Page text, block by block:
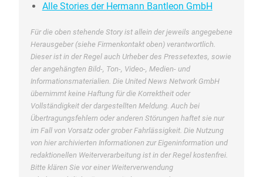
Alle Stories der Hermann Bantleon GmbH
Für die oben stehende Story ist allein der jeweils angegebene
Herausgeber (siehe Firmenkontakt oben) verantwortlich.
Dieser ist in der Regel auch Urheber des Pressetextes, sowie
der angehängten Bild-, Ton-, Video-, Medien- und
Informationsmaterialien. Die United News Network GmbH
übernimmt keine Haftung für die Korrektheit oder
Vollständigkeit der dargestellten Meldung. Auch bei
Übertragungsfehlern oder anderen Störungen haftet sie nur
im Fall von Vorsatz oder grober Fahrlässigkeit. Die Nutzung
von hier archivierten Informationen zur Eigeninformation und
redaktionellen Weiterverarbeitung ist in der Regel kostenfrei.
Bitte klären Sie vor einer Weiterverwendung